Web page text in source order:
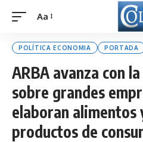
Font
Aa
POLÍTICA ECONOMIA PORTADA
ARBA avanza con
sobre grandes
elaboran alimentos
productos de